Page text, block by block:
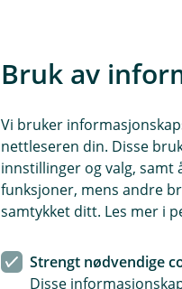
Her finner
Sjøholtvegen
Postadresse
Bruk av
Vi bruker
nettleseren din. Disse
innstillinger og valg,
funksjoner, mens andre
samtykket ditt. Les mer i
Strengt nødvendige
Disse